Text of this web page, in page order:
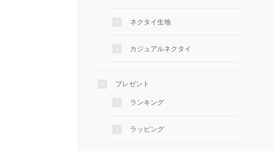
ネクタイ生地
カジュアルネクタイ
プレゼント
ランキング
ラッピング